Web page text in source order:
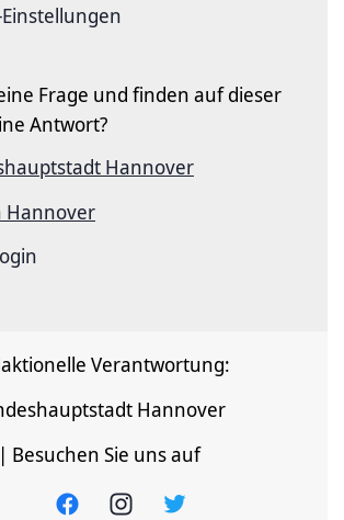
Frage und finden auf dieser
Antwort?
Hannover
Hannover
Verantwortung:
Hannover
| Besuchen Sie uns auf